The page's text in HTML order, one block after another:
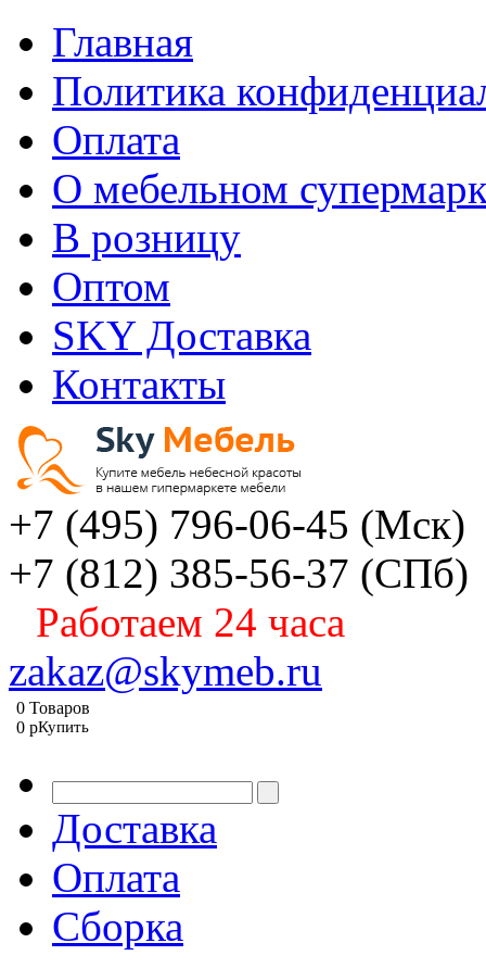
Главная
Политика
Оплата
О мебельном
В розницу
Оптом
SKY Доставка
Контакты
+7 (495) 796-06-45 (Мск)
+7 (812) 385-56-37 (СПб)
Работаем 24 часа
zakaz@skymeb.ru
0 Товаров
0 pКупить
Доставка
Оплата
Сборка